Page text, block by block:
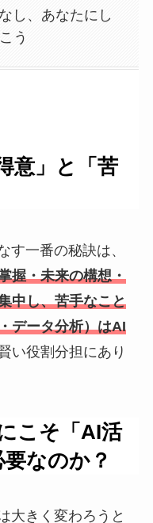
し、あなたにし
う
意」と「苦
す一番の秘訣は、
握・未来の構想・
中し、苦手なこと
データ分析）はAI
い役割分担にあり
こそ「AI活
なのか？
大きく変わろうと